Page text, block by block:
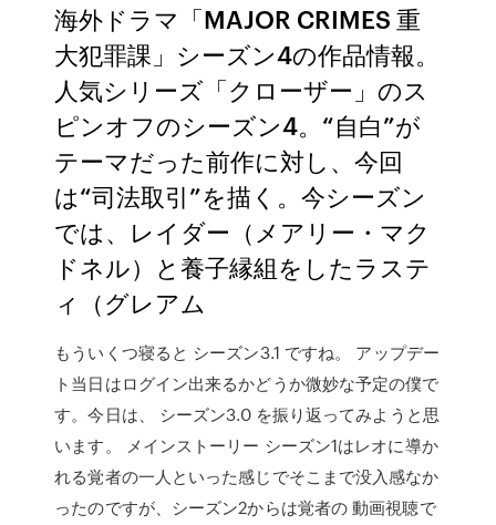
海外ドラマ「MAJOR CRIMES 重
大犯罪課」シーズン4の作品情報。
人気シリーズ「クローザー」のス
ピンオフのシーズン4。“自白”が
テーマだった前作に対し、今回
は“司法取引”を描く。今シーズン
では、レイダー（メアリー・マク
ドネル）と養子縁組をしたラステ
ィ（グレアム
もういくつ寝ると シーズン3.1 ですね。 アップデー
ト当日はログイン出来るかどうか微妙な予定の僕で
す。今日は、 シーズン3.0 を振り返ってみようと思
います。 メインストーリー シーズン1はレオに導か
れる覚者の一人といった感じでそこまで没入感なか
ったのですが、シーズン2からは覚者の 動画視聴で